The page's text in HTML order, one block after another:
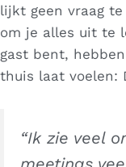
lijkt geen vraag
om je alles uit te
gast bent,
thuis laat voelen:
“Ik zie veel